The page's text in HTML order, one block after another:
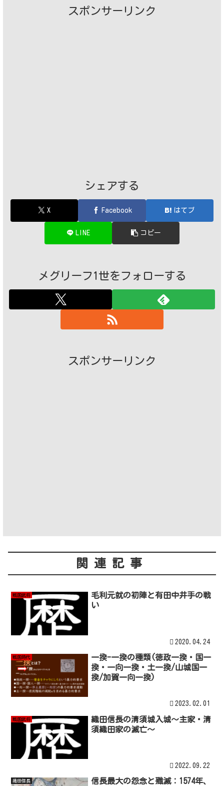
スポンサーリンク
シェアする
X Facebook はてブ
LINE コピー
メグリーフ1世をフォローする
スポンサーリンク
関連記事
戦国武将
毛利元就の初陣と有田中井手の戦
い
2020.04.24
戦国時代
一揆-一揆の種類(徳政一揆・国一
揆・一向一揆・土一揆/山城国一
揆/加賀一向一揆)
2023.02.01
戦国武将
織田信長の清須城入城～主家・清
須織田家の滅亡～
2022.09.22
織田信長
信長最大の怨念と殲滅：1574年、